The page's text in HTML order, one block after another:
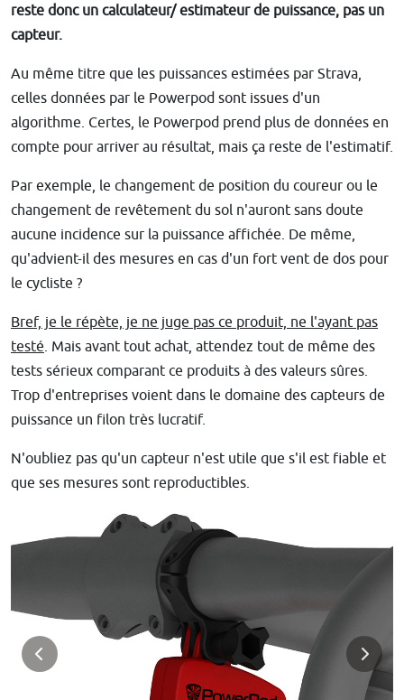
reste donc un calculateur/ estimateur de puissance, pas un
capteur.
Au même titre que les puissances estimées par Strava,
celles données par le Powerpod sont issues d'un
algorithme. Certes, le Powerpod prend plus de données en
compte pour arriver au résultat, mais ça reste de l'estimatif.
Par exemple, le changement de position du coureur ou le
changement de revêtement du sol n'auront sans doute
aucune incidence sur la puissance affichée. De même,
qu'advient-il des mesures en cas d'un fort vent de dos pour
le cycliste ?
Bref, je le répète, je ne juge pas ce produit, ne l'ayant pas
testé. Mais avant tout achat, attendez tout de même des
tests sérieux comparant ce produits à des valeurs sûres.
Trop d'entreprises voient dans le domaine des capteurs de
puissance un filon très lucratif.
N'oubliez pas qu'un capteur n'est utile que s'il est fiable et
que ses mesures sont reproductibles.